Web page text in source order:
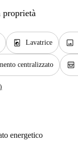
proprietà
local_laundry_service Lavatrice image
centralizzato oven_gen
energetico